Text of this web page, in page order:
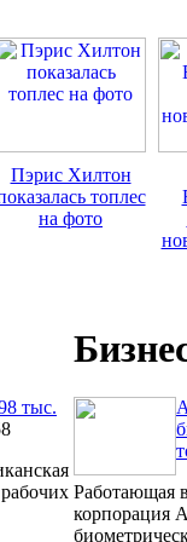
Пэрис Хилтон
топлес
на фото
тыс.
Работающая
корпорация